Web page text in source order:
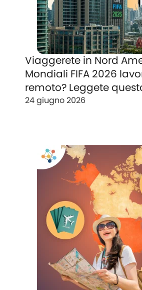
Viaggerete in Nord
Mondiali FIFA 2026
remoto? Leggete
24 giugno 2026